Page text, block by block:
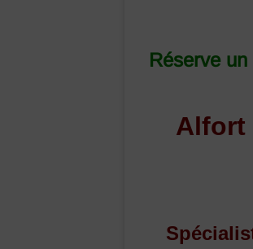
Loir
Réserve un
Alfort